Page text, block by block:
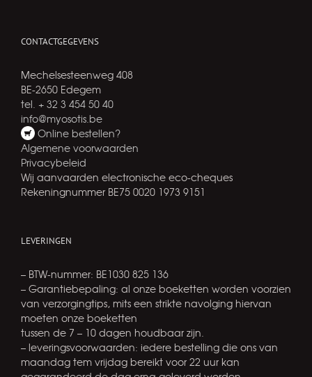
CONTACTGEGEVENS
Mechelsesteenweg 408
BE-2650 Edegem
tel. + 32 3 454 50 40
info@myosotis.be
Online bestellen?
Algemene voorwaarden
Privacybeleid
Wij aanvaarden electronische eco-cheques
Rekeningnummer BE75 0020 1973 9151
LEVERINGEN
– BTW-nummer: BE1030 825 136
– Garantiebepaling: al onze boeketten worden voorzien
van verzorgingtips, mits een strikte navolging hiervan
moeten onze boeketten
tussen de 7 – 10 dagen houdbaar zijn.
– leveringsvoorwaarden: iedere bestelling die ons van
maandag tem vrijdag bereikt voor 22 uur kan